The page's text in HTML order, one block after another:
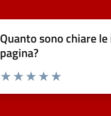
Quanto sono chiare
pagina?